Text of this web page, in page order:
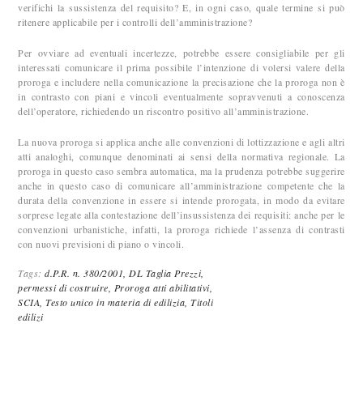
verifichi la sussistenza del requisito? E, in ogni caso, quale termine si può
ritenere applicabile per i controlli dell’amministrazione?
Per ovviare ad eventuali incertezze, potrebbe essere consigliabile per gli
interessati comunicare il prima possibile l’intenzione di volersi valere della
proroga e includere nella comunicazione la precisazione che la proroga non è
in contrasto con piani e vincoli eventualmente sopravvenuti a conoscenza
dell’operatore, richiedendo un riscontro positivo all’amministrazione.
La nuova proroga si applica anche alle convenzioni di lottizzazione e agli altri
atti analoghi, comunque denominati ai sensi della normativa regionale. La
proroga in questo caso sembra automatica, ma la prudenza potrebbe suggerire
anche in questo caso di comunicare all’amministrazione competente che la
durata della convenzione in essere si intende prorogata, in modo da evitare
sorprese legate alla contestazione dell’insussistenza dei requisiti: anche per le
convenzioni urbanistiche, infatti, la proroga richiede l’assenza di contrasti
con nuovi previsioni di piano o vincoli.
Tags:d.P.R. n. 380/2001, DL Taglia Prezzi,
permessi di costruire, Proroga atti abilitativi,
SCIA, Testo unico in materia di edilizia, Titoli
edilizi